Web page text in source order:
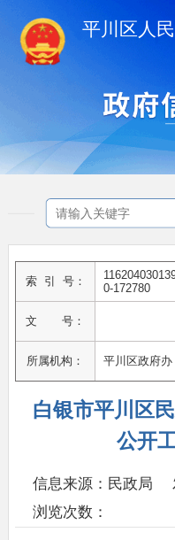
平川区人
索 引 号：
0-172780
文 号：
所属机构： 平川区政府办
白银市平川区
公开
信息来源：民政局
浏览次数：